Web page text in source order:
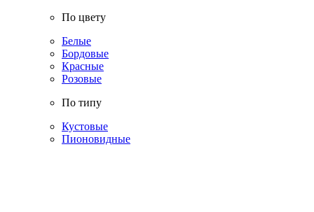
По цвету
Белые
Бордовые
Красные
Розовые
По типу
Кустовые
Пионовидные